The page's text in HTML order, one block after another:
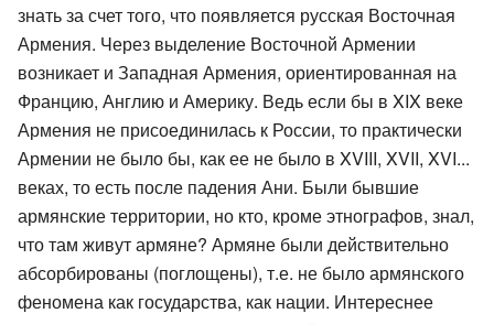
знать за счет того, что появляется русская Восточная
Армения. Через выделение Восточной Армении
возникает и Западная Армения, ориентированная на
Францию, Англию и Америку. Ведь если бы в XIX веке
Армения не присоединилась к России, то практически
Армении не было бы, как ее не было в XVIII, XVII, XVI...
веках, то есть после падения Ани. Были бывшие
армянские территории, но кто, кроме этнографов, знал,
что там живут армяне? Армяне были действительно
абсорбированы (поглощены), т.е. не было армянского
феномена как государства, как нации. Интереснее